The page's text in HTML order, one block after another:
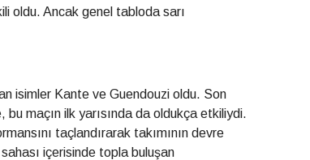
oldu. Ancak genel tabloda sarı
isimler Kante ve Guendouzi oldu. Son
maçın ilk yarısında da oldukça etkiliydi.
taçlandırarak takımının devre
içerisinde topla buluşan